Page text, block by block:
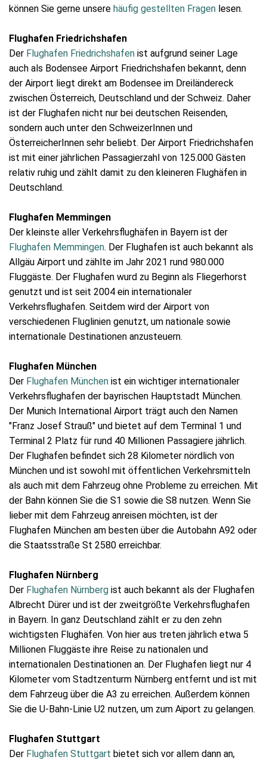
können Sie gerne unsere häufig gestellten Fragen lesen.
Flughafen Friedrichshafen
Der Flughafen Friedrichshafen ist aufgrund seiner Lage
auch als Bodensee Airport Friedrichshafen bekannt, denn
der Airport liegt direkt am Bodensee im Dreiländereck
zwischen Österreich, Deutschland und der Schweiz. Daher
ist der Flughafen nicht nur bei deutschen Reisenden,
sondern auch unter den SchweizerInnen und
ÖsterreicherInnen sehr beliebt. Der Airport Friedrichshafen
ist mit einer jährlichen Passagierzahl von 125.000 Gästen
relativ ruhig und zählt damit zu den kleineren Flughäfen in
Deutschland.
Flughafen Memmingen
Der kleinste aller Verkehrsflughäfen in Bayern ist der
Flughafen Memmingen. Der Flughafen ist auch bekannt als
Allgäu Airport und zählte im Jahr 2021 rund 980.000
Fluggäste. Der Flughafen wurd zu Beginn als Fliegerhorst
genutzt und ist seit 2004 ein internationaler
Verkehrsflughafen. Seitdem wird der Airport von
verschiedenen Fluglinien genutzt, um nationale sowie
internationale Destinationen anzusteuern.
Flughafen München
Der Flughafen München ist ein wichtiger internationaler
Verkehrsflughafen der bayrischen Hauptstadt München.
Der Munich International Airport trägt auch den Namen
"Franz Josef Strauß" und bietet auf dem Terminal 1 und
Terminal 2 Platz für rund 40 Millionen Passagiere jährlich.
Der Flughafen befindet sich 28 Kilometer nördlich von
München und ist sowohl mit öffentlichen Verkehrsmitteln
als auch mit dem Fahrzeug ohne Probleme zu erreichen. Mit
der Bahn können Sie die S1 sowie die S8 nutzen. Wenn Sie
lieber mit dem Fahrzeug anreisen möchten, ist der
Flughafen München am besten über die Autobahn A92 oder
die Staatsstraße St 2580 erreichbar.
Flughafen Nürnberg
Der Flughafen Nürnberg ist auch bekannt als der Flughafen
Albrecht Dürer und ist der zweitgrößte Verkehrsflughafen
in Bayern. In ganz Deutschland zählt er zu den zehn
wichtigsten Flughäfen. Von hier aus treten jährlich etwa 5
Millionen Fluggäste ihre Reise zu nationalen und
internationalen Destinationen an. Der Flughafen liegt nur 4
Kilometer vom Stadtzenturm Nürnberg entfernt und ist mit
dem Fahrzeug über die A3 zu erreichen. Außerdem können
Sie die U-Bahn-Linie U2 nutzen, um zum Aiport zu gelangen.
Flughafen Stuttgart
Der Flughafen Stuttgart bietet sich vor allem dann an,